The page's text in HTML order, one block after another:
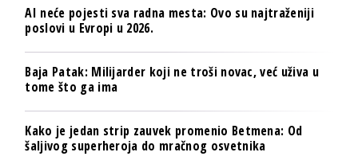
AI neće pojesti sva radna mesta: Ovo su najtraženiji
poslovi u Evropi u 2026.
Baja Patak: Milijarder koji ne troši novac, već uživa u
tome što ga ima
Kako je jedan strip zauvek promenio Betmena: Od
šaljivog superheroja do mračnog osvetnika